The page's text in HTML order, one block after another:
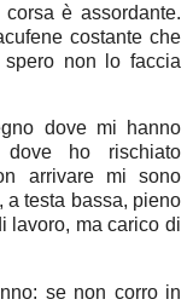
è assordante.
costante che
non lo faccia
dove mi hanno
ho rischiato
arrivare mi sono
a testa bassa, pieno
lavoro, ma carico di
se non corro in